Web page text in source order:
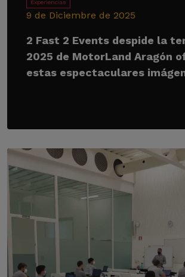
Experiencias
9 de Diciembre de 2025
2 Fast 2 Events despide la
2025 de MotorLand Aragón
estas espectaculares